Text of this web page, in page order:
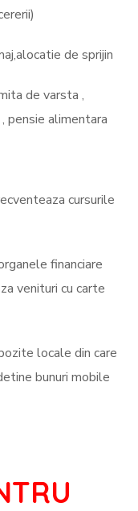
de sprijin
de varsta ,
pensie alimentara
cursurile
financiare
venituri cu carte
locale din care
bunuri mobile